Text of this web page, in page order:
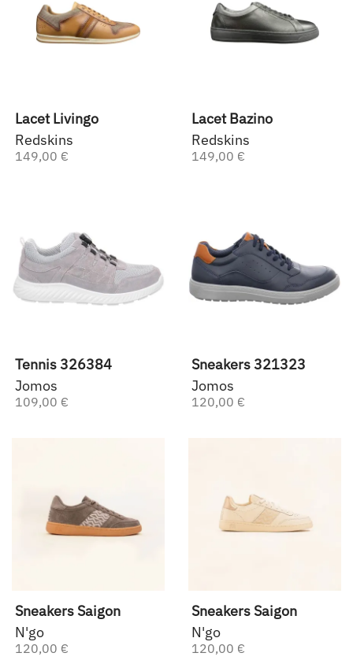
Lacet Livingo
Redskins
149,00 €
Lacet Bazino
Redskins
149,00 €
Tennis 326384
Jomos
109,00 €
Sneakers 321323
Jomos
120,00 €
Sneakers Saigon
N'go
120,00 €
Sneakers Saigon
N'go
120,00 €